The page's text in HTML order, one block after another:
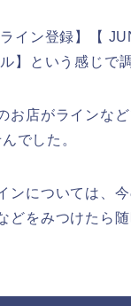
イン登録】【
】という感じで
お店がラインな
でした。
ンについては、
どをみつけたら